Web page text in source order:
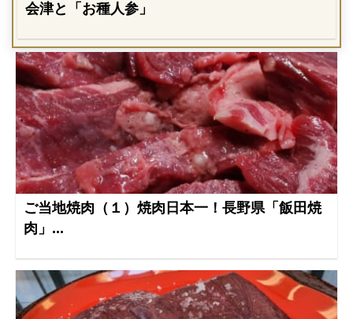
会津と「お種人参」
ご当地焼肉（１）焼肉日本一！長野県「飯田焼
肉」...